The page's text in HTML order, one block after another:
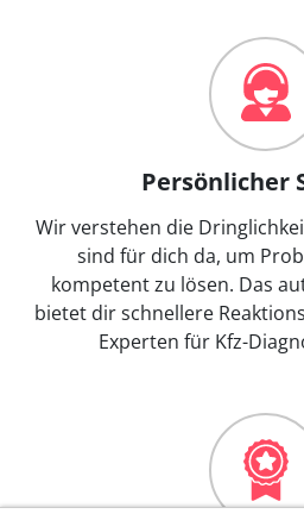
Persönlicher
Wir verstehen die
sind für dich da, um
kompetent zu lösen. Das
bietet dir schnellere
Experten für Kfz-